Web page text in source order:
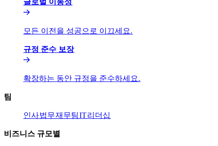
글로벌 이동성​​
모든 이전을 성공으로 이끄세요.​​
규정 준수 보장​​
확장하는 동안 규정을 준수하세요.​​
팀​​
인사​​법무​​재무팀​​IT​​리더십​​
비즈니스 규모별​​